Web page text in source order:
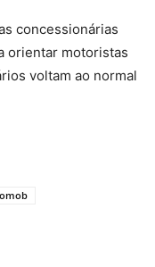
concessionárias
orientar motoristas
voltam ao normal